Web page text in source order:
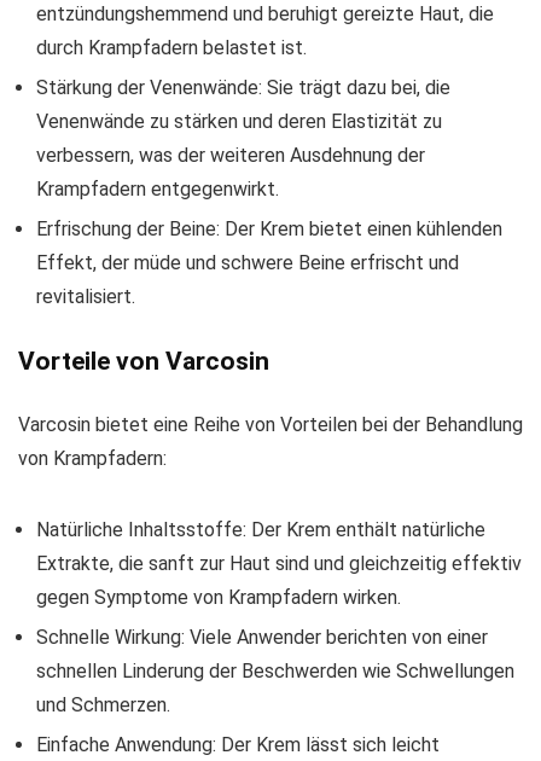
entzündungshemmend und beruhigt gereizte Haut, die
durch Krampfadern belastet ist.
Stärkung der Venenwände: Sie trägt dazu bei, die
Venenwände zu stärken und deren Elastizität zu
verbessern, was der weiteren Ausdehnung der
Krampfadern entgegenwirkt.
Erfrischung der Beine: Der Krem bietet einen kühlenden
Effekt, der müde und schwere Beine erfrischt und
revitalisiert.
Vorteile von Varcosin
Varcosin bietet eine Reihe von Vorteilen bei der Behandlung
von Krampfadern:
Natürliche Inhaltsstoffe: Der Krem enthält natürliche
Extrakte, die sanft zur Haut sind und gleichzeitig effektiv
gegen Symptome von Krampfadern wirken.
Schnelle Wirkung: Viele Anwender berichten von einer
schnellen Linderung der Beschwerden wie Schwellungen
und Schmerzen.
Einfache Anwendung: Der Krem lässt sich leicht